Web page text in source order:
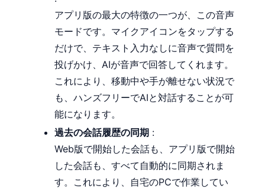
アプリ版の最大の特徴の一つが、この音声
モードです。マイクアイコンをタップする
だけで、テキスト入力なしに音声で質問を
投げかけ、AIが音声で回答してくれます。
これにより、移動中や手が離せない状況で
も、ハンズフリーでAIと対話することが可
能になります。
過去の会話履歴の同期 :
Web版で開始した会話も、アプリ版で開始
した会話も、すべて自動的に同期されま
す。これにより、自宅のPCで作業してい